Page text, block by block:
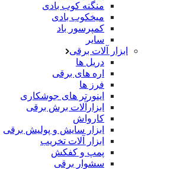
منگنه کوب بادی
میخکوب بادی
کمپرسور باد
سایر
ابزار آلات برقی
دریل ها
اره های برقی
فرز ها
اینورتر های جوشکاری
ابزارآلات برش برقی
کارواش
ابزار سایش و پولیش برقی
ابزار آلات تخریب
پمپ و کفکش
سشوار برقی